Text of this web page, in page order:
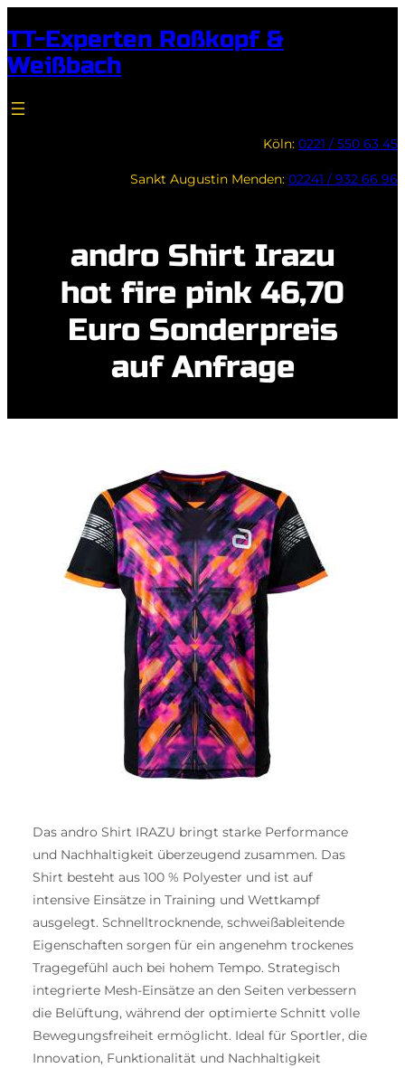
Inhalt
springen
TT-Experten Roßkopf &
Weißbach
Köln: 0221 / 550 63 45
Sankt Augustin Menden: 02241 / 932 66 96
andro Shirt Irazu
hot fire pink 46,70
Euro Sonderpreis
auf Anfrage
Das andro Shirt IRAZU bringt starke Performance
und Nachhaltigkeit überzeugend zusammen. Das
Shirt besteht aus 100 % Polyester und ist auf
intensive Einsätze in Training und Wettkampf
ausgelegt. Schnelltrocknende, schweißableitende
Eigenschaften sorgen für ein angenehm trockenes
Tragegefühl auch bei hohem Tempo. Strategisch
integrierte Mesh-Einsätze an den Seiten verbessern
die Belüftung, während der optimierte Schnitt volle
Bewegungsfreiheit ermöglicht. Ideal für Sportler, die
Innovation, Funktionalität und Nachhaltigkeit